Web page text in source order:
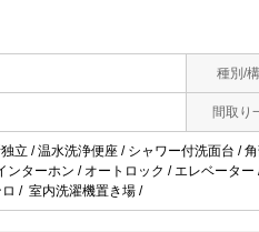
種別/
間取り
立 / 温水洗浄便座 / シャワー付洗面台 /
ターホン / オートロック / エレベータ
ロ / 室内洗濯機置き場 /